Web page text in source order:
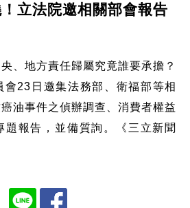
立法院邀相關部會報告
、地方責任歸屬究竟誰要承擔？
會23日邀集法務部、衛福部等相
油事件之偵辦調查、消費者權益
題報告，並備質詢。《三立新聞